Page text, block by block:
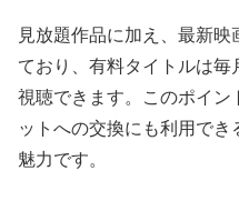
見放題作品に加え、最新
ており、有料タイトルは毎
視聴できます。このポイン
ットへの交換にも利用で
魅力です。